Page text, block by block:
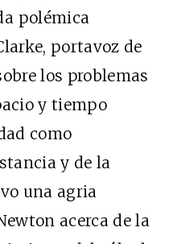
polémica
portavoz de
los problemas
y tiempo
como
y de la
una agria
acerca de la